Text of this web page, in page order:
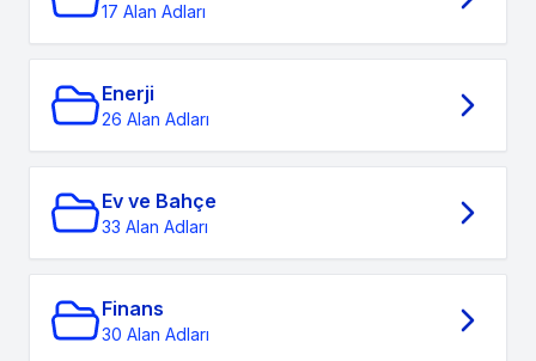
17 Alan Adları
Enerji
26 Alan Adları
Ev ve Bahçe
33 Alan Adları
Finans
30 Alan Adları